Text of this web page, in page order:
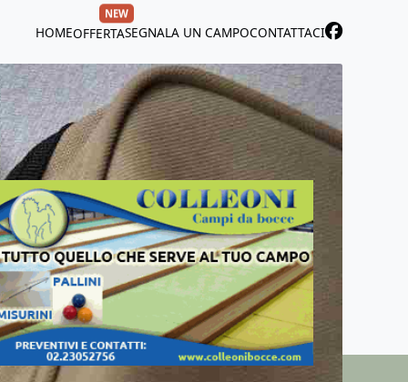
HOMEOFFERTA
NEW
SEGNALA UN CAMPOCONTATTACI